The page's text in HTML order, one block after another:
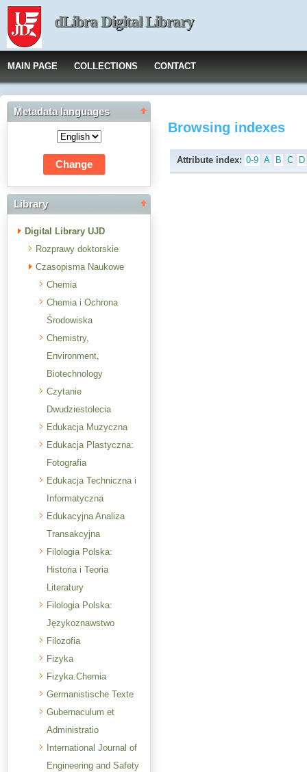
dLibra Digital Library
MAIN PAGE COLLECTIONS CONTACT
Metadata languages
Library
Digital Library UJD
Rozprawy doktorskie
Czasopisma Naukowe
Chemia
Chemia i Ochrona
Środowiska
Chemistry,
Environment,
Biotechnology
Czytanie
Dwudziestolecia
Edukacja Muzyczna
Edukacja Plastyczna:
Fotografia
Edukacja Techniczna i
Informatyczna
Edukacyjna Analiza
Transakcyjna
Filologia Polska:
Historia i Teoria
Literatury
Filologia Polska:
Językoznawstwo
Filozofia
Fizyka
Fizyka.Chemia
Germanistische Texte
Gubernaculum et
Administratio
International Journal of
Engineering and Safety
Browsing indexes
Attribute index: 0-9 A B C D